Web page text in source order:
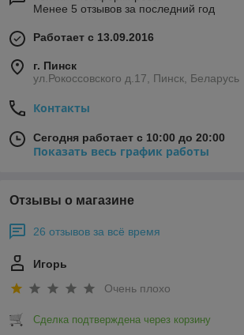
Менее 5 отзывов за последний год
Работает с 13.09.2016
г. Пинск
ул.Рокоссовского д.17, Пинск, Беларусь
Контакты
Сегодня работает с 10:00 до 20:00
Показать весь график работы
Отзывы о магазине
26 отзывов за всё время
Игорь
Очень плохо
Сделка подтверждена через корзину